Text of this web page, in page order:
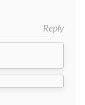
Reply